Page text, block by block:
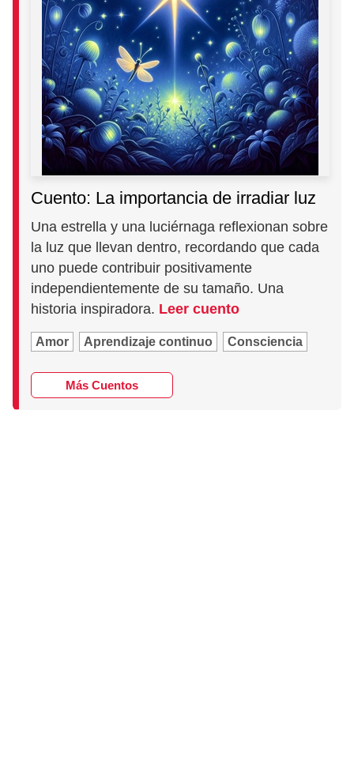
Cuento: La importancia de irradiar luz
Una estrella y una luciérnaga reflexionan sobre
la luz que llevan dentro, recordando que cada
uno puede contribuir positivamente
independientemente de su tamaño. Una
historia inspiradora. Leer cuento
Amor Aprendizaje continuo Consciencia
Más Cuentos